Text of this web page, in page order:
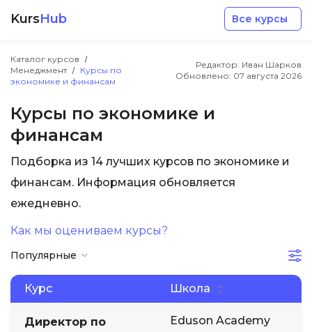
KursHub Все курсы
Каталог курсов
Менеджмент
Курсы по
экономике и финансам
Редактор: Иван Шарков
Обновлено: 07 августа 2026
Курсы по экономике и
финансам
Подборка из 14 лучших курсов по экономике и
финансам. Информация обновляется
ежедневно.
Как мы оцениваем курсы?
Популярные
Курс Школа
Директор по
Eduson Academy
Маркетинг
Дизайн
Менеджмент